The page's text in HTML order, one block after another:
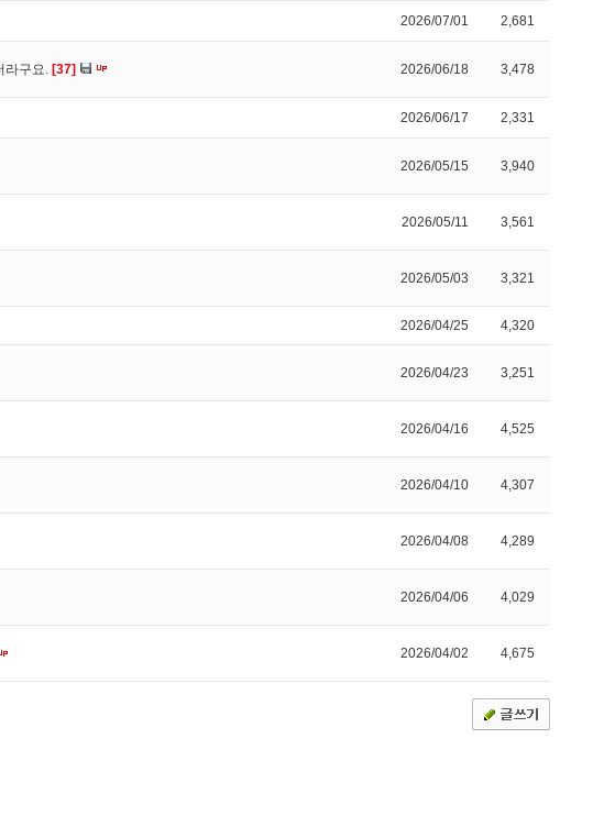
2026/07/01 2,681
라구요. [37] 2026/06/18 3,478
2026/06/17 2,331
2026/05/15 3,940
2026/05/11 3,561
2026/05/03 3,321
2026/04/25 4,320
2026/04/23 3,251
2026/04/16 4,525
2026/04/10 4,307
2026/04/08 4,289
2026/04/06 4,029
2026/04/02 4,675